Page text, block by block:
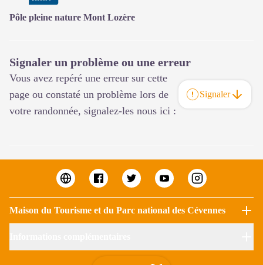
Pôle pleine nature Mont Lozère
Signaler un problème ou une erreur
Vous avez repéré une erreur sur cette
page ou constaté un problème lors de
votre randonnée, signalez-les nous ici :
Signaler
Maison du Tourisme et du Parc national des Cévennes